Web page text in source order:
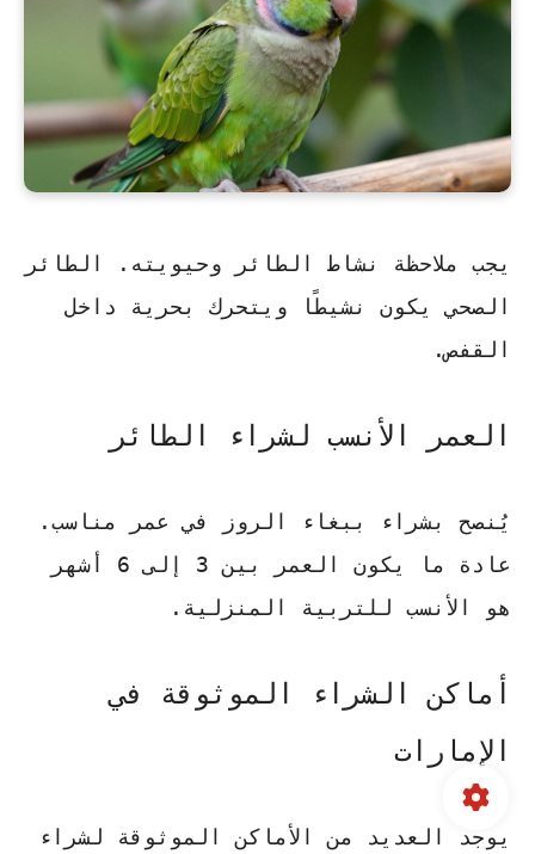
يجب ملاحظة نشاط الطائر وحيويته. الطائر
الصحي يكون نشيطًا ويتحرك بحرية داخل
القفص.
العمر الأنسب لشراء الطائر
يُنصح بشراء ببغاء الروز في عمر مناسب.
عادة ما يكون العمر بين 3 إلى 6 أشهر
هو الأنسب للتربية المنزلية.
أماكن الشراء الموثوقة في
الإمارات
يوجد العديد من الأماكن الموثوقة لشراء